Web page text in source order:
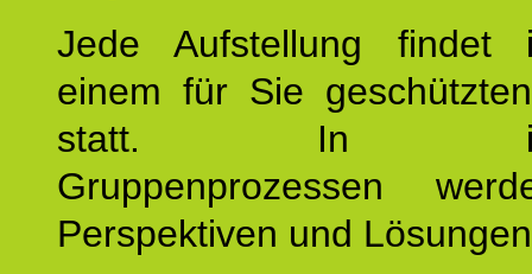
Jede Aufstellung findet
einem für Sie
statt. In
Gruppenprozessen
Perspektiven und